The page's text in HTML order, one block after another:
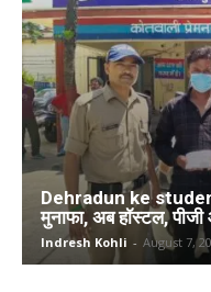
Dehradun ke
मुनाफा, अब हॉस्टल,
Indresh Kohli - August 7,